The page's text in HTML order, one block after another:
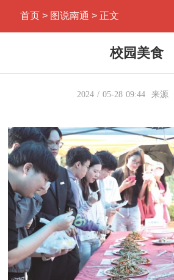
首页 > 图说南通 > 正文
校园美食
2024 05-28 09:44 来源